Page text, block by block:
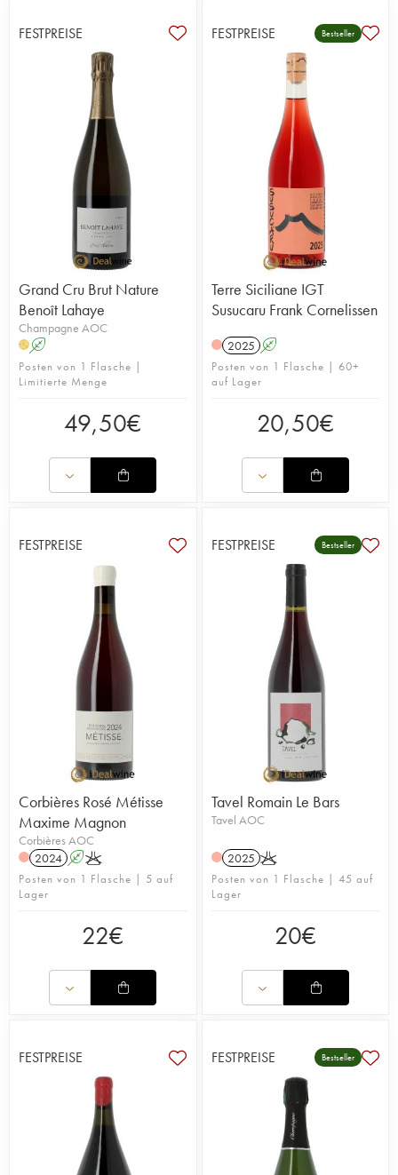
FESTPREISE
Grand Cru Brut Nature
Benoît Lahaye
Champagne AOC
H A
Posten von 1 Flasche |
Limitierte Menge
49,50€
FESTPREISE Bestseller
Terre Siciliane IGT
Susucaru Frank Cornelissen
2025 A
Posten von 1 Flasche | 60+
auf Lager
20,50€
FESTPREISE
Corbières Rosé Métisse
Maxime Magnon
Corbières AOC
2024 AK
Posten von 1 Flasche | 5 auf
Lager
22€
FESTPREISE Bestseller
Tavel Romain Le Bars
Tavel AOC
2025 K
Posten von 1 Flasche | 45 auf
Lager
20€
FESTPREISE FESTPREISE Bestseller